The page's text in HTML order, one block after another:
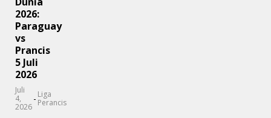
2026:
Paraguay
vs
Prancis
5 Juli
2026
Juli
4,
2026
- Liga
Perancis